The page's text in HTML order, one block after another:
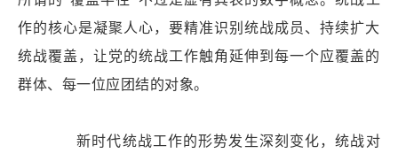
作的核心是凝聚人心，要精准识别统战成员、持续扩大
统战覆盖，让党的统战工作触角延伸到每一个应覆盖的
群体、每一位应团结的对象。
新时代统战工作的形势发生深刻变化，统战对